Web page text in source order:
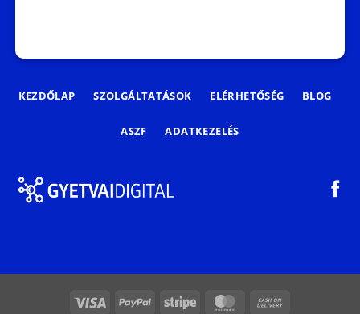
KEZDŐLAP SZOLGÁLTATÁSOK ELÉRHETŐSÉG BLOG
ASZF ADATKEZELÉS
Visa PayPal Stripe MasterCard